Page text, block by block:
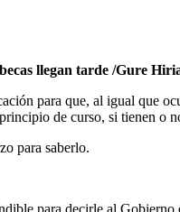
llegan tarde /Gure
para que, al igual que
de curso, si tienen o
para saberlo.